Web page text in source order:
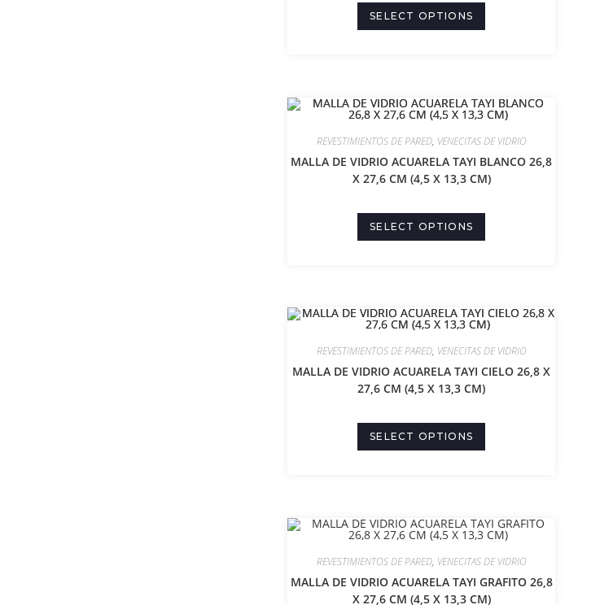
SELECT OPTIONS
REVESTIMIENTOS DE PARED, VENECITAS DE VIDRIO
MALLA DE VIDRIO ACUARELA TAYI BLANCO 26,8
X 27,6 CM (4,5 X 13,3 CM)
SELECT OPTIONS
REVESTIMIENTOS DE PARED, VENECITAS DE VIDRIO
MALLA DE VIDRIO ACUARELA TAYI CIELO 26,8 X
27,6 CM (4,5 X 13,3 CM)
SELECT OPTIONS
REVESTIMIENTOS DE PARED, VENECITAS DE VIDRIO
MALLA DE VIDRIO ACUARELA TAYI GRAFITO 26,8
X 27,6 CM (4,5 X 13,3 CM)